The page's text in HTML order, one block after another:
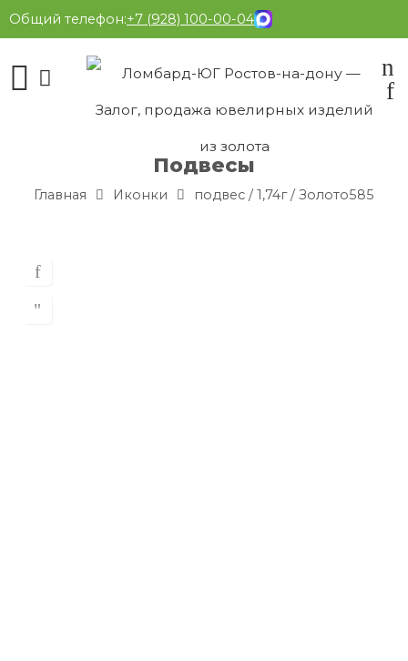
Общий телефон:+7 (928) 100-00-04
Подвесы
Главная Иконки подвес / 1,74г / Золото585